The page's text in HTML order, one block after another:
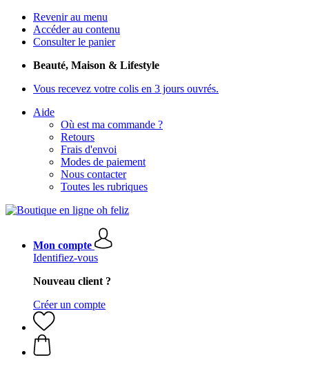
Revenir au menu
Accéder au contenu
Consulter le panier
Beauté, Maison & Lifestyle
Vous recevez votre colis en 3 jours ouvrés.
Aide
Où est ma commande ?
Retours
Frais d'envoi
Modes de paiement
Nous contacter
Toutes les rubriques
Mon compte
Identifiez-vous
Nouveau client ?
Créer un compte